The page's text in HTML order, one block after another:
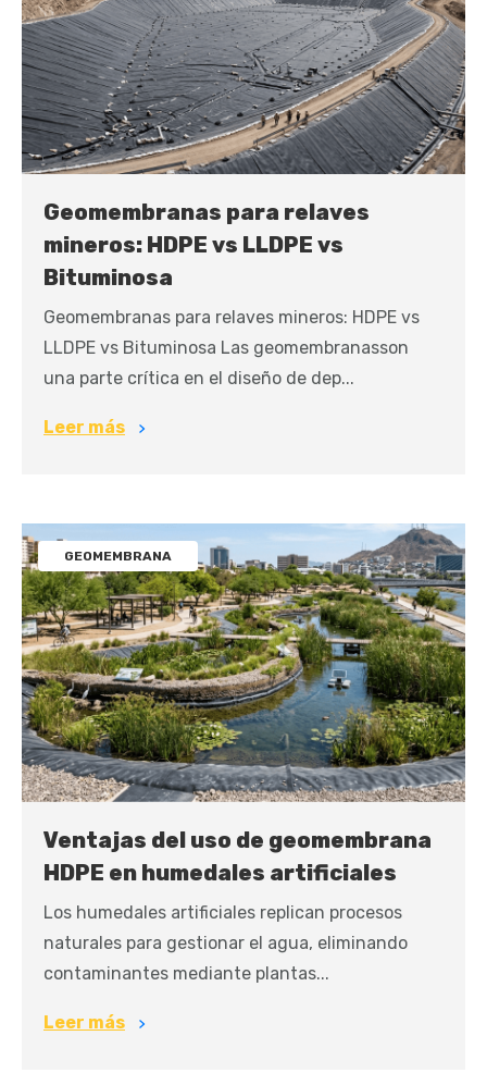
Geomembranas para relaves
mineros: HDPE vs LLDPE vs
Bituminosa
Geomembranas para relaves mineros: HDPE vs
LLDPE vs Bituminosa Las geomembranasson
una parte crítica en el diseño de dep...
Leer más
GEOMEMBRANA
Ventajas del uso de geomembrana
HDPE en humedales artificiales
Los humedales artificiales replican procesos
naturales para gestionar el agua, eliminando
contaminantes mediante plantas...
Leer más